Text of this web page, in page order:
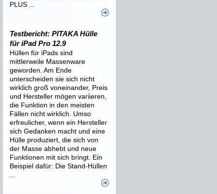
PLUS ...
Testbericht: PITAKA Hülle
für iPad Pro 12.9
Hüllen für iPads sind
mittlerweile Massenware
geworden. Am Ende
unterscheiden sie sich nicht
wirklich groß voneinander, Preis
und Hersteller mögen variieren,
die Funktion in den meisten
Fällen nicht wirklich. Umso
erfreulicher, wenn ein Hersteller
sich Gedanken macht und eine
Hülle produziert, die sich von
der Masse abhebt und neue
Funktionen mit sich bringt. Ein
Beispiel dafür: Die Stand-Hüllen